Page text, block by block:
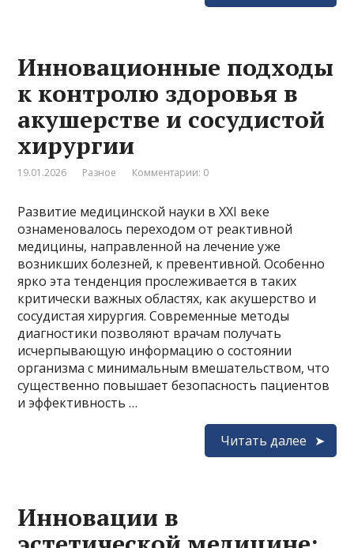
Инновационные подходы
к контролю здоровья в
акушерстве и сосудистой
хирургии
19.01.2026 Разное Комментарии: 0
Развитие медицинской науки в XXI веке
ознаменовалось переходом от реактивной
медицины, направленной на лечение уже
возникших болезней, к превентивной. Особенно
ярко эта тенденция прослеживается в таких
критически важных областях, как акушерство и
сосудистая хирургия. Современные методы
диагностики позволяют врачам получать
исчерпывающую информацию о состоянии
организма с минимальным вмешательством, что
существенно повышает безопасность пациентов
и эффективность …
Читать далее
Инновации в